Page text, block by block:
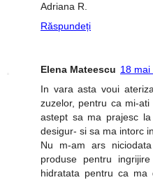
Adriana R.
Răspundeți
Elena Mateescu 18 mai
In vara asta voui
zuzelor, pentru ca mi-
astept sa ma prajesc
desigur- si sa ma intorc
Nu m-am ars
produse pentru
hidratata pentru ca